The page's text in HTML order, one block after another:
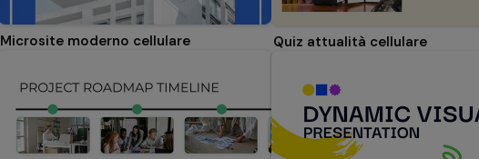
Microsite moderno cellulare Quiz attualità cellulare